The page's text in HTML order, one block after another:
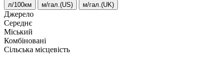
л/100км м/гал.(US) м/гал.(UK)
Джерело
Середнє
Міський
Комбіновані
Сільська місцевість